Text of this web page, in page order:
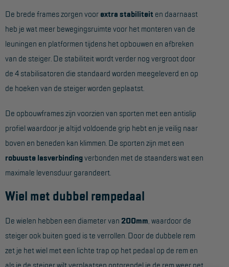
Reparatie en onderhoud
Aanmelden Inspectiewekker
OVER ONS
Dealers
Werken bij ons
Product video's
Blog
Tips en trucs
De brede frames zorgen voor extra stabiliteit en daarnaast
heb je wat meer bewegingsruimte voor het monteren van de
leuningen en platformen tijdens het opbouwen en afbreken
van de steiger. De stabiliteit wordt verder nog vergroot door
de 4 stabilisatoren die standaard worden meegeleverd en op
de hoeken van de steiger worden geplaatst.
De opbouwframes zijn voorzien van sporten met een antislip
profiel waardoor je altijd voldoende grip hebt en je veilig naar
boven en beneden kan klimmen. De sporten zijn met een
robuuste lasverbindingverbonden met de staanders wat een
maximale levensduur garandeert.
Wiel met dubbel rempedaal
De wielen hebben een diameter van 200mm , waardoor de
steiger ook buiten goed is te verrollen. Door de dubbele rem
zet je het wiel met een lichte trap op het pedaal op de rem en
als je de steiger wilt verplaatsen ontgrendel je de rem weer net